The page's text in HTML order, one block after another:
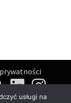
usługi na